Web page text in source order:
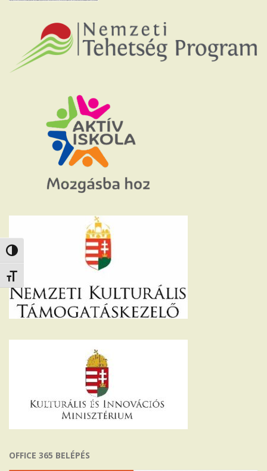
Nagy kontraszt váltása
Betűméret váltása
OFFICE 365 BELÉPÉS